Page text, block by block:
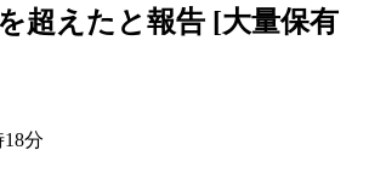
超えたと報告 [大量保有
18分